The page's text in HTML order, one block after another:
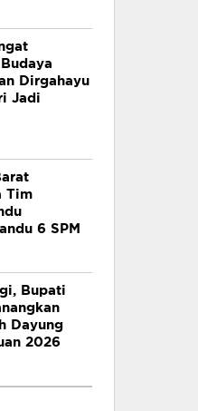
Dirgahayu
Jadi
Tim
6 SPM
Bupati
Dayung
2026